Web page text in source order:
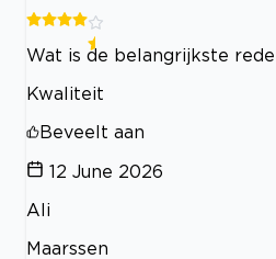
Wat is de belangrijkste
Kwaliteit
Beveelt aan
12 June 2026
Ali
Maarssen